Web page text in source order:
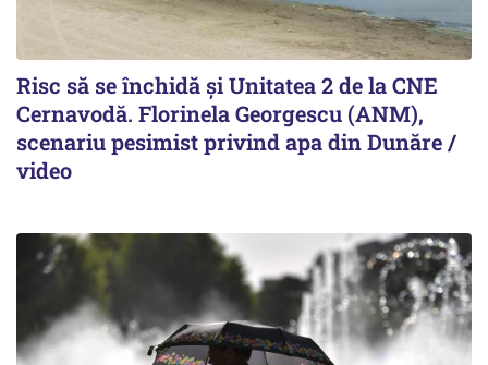
Risc să se închidă și Unitatea 2 de la CNE
Cernavodă. Florinela Georgescu (ANM),
scenariu pesimist privind apa din Dunăre /
video